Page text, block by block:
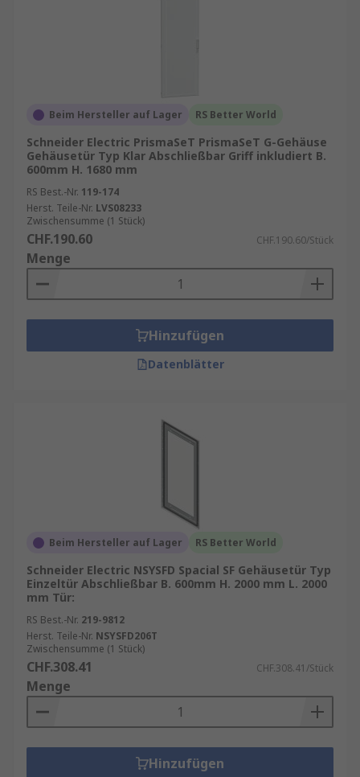
Beim Hersteller auf Lager RS Better World
Schneider Electric PrismaSeT PrismaSeT G-Gehäuse
Gehäusetür Typ Klar Abschließbar Griff inkludiert B.
600mm H. 1680 mm
RS Best.-Nr. 119-174
Herst. Teile-Nr. LVS08233
Zwischensumme (1 Stück)
CHF.190.60 CHF.190.60/Stück
Menge
Hinzufügen
Datenblätter
Beim Hersteller auf Lager RS Better World
Schneider Electric NSYSFD Spacial SF Gehäusetür Typ
Einzeltür Abschließbar B. 600mm H. 2000 mm L. 2000
mm Tür:
RS Best.-Nr. 219-9812
Herst. Teile-Nr. NSYSFD206T
Zwischensumme (1 Stück)
CHF.308.41 CHF.308.41/Stück
Menge
Hinzufügen